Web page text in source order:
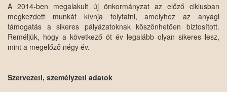
A 2014-ben megalakult új önkormányzat az előző ciklusban
megkezdett munkát kívnja folytatni, amelyhez az anyagi
támogatás a sikeres pályázatoknak köszönhetően biztosított.
Reméljük, hogy a következő öt év legalább olyan sikeres lesz,
mint a megelőző négy év.
Szervezeti, személyzeti adatok